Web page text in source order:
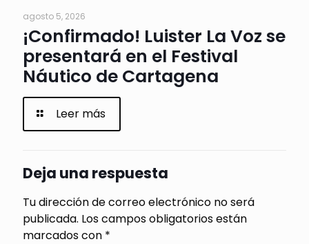
agosto 5, 2026
¡Confirmado! Luister La Voz se
presentará en el Festival
Náutico de Cartagena
Leer más
Deja una respuesta
Tu dirección de correo electrónico no será
publicada. Los campos obligatorios están
marcados con *